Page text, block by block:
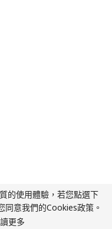
的使用體驗，若您點選下
意我們的Cookies政策。
更多